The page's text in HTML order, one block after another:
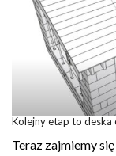
Kolejny etap to deska
Teraz zajmiemy